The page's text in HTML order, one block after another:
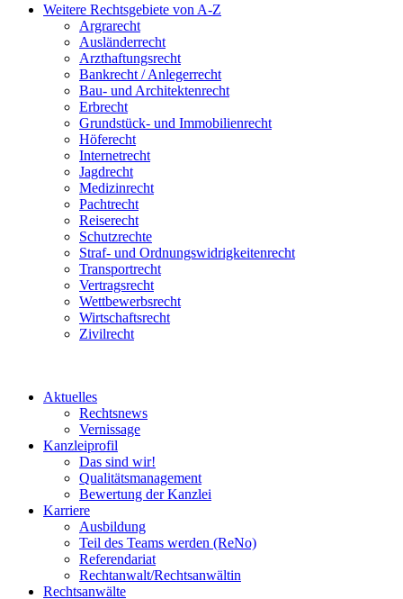
Weitere Rechtsgebiete von A-Z
Argrarecht
Ausländerrecht
Arzthaftungsrecht
Bankrecht / Anlegerrecht
Bau- und Architektenrecht
Erbrecht
Grundstück- und Immobilienrecht
Höferecht
Internetrecht
Jagdrecht
Medizinrecht
Pachtrecht
Reiserecht
Schutzrechte
Straf- und Ordnungswidrigkeitenrecht
Transportrecht
Vertragsrecht
Wettbewerbsrecht
Wirtschaftsrecht
Zivilrecht
Aktuelles
Rechtsnews
Vernissage
Kanzleiprofil
Das sind wir!
Qualitätsmanagement
Bewertung der Kanzlei
Karriere
Ausbildung
Teil des Teams werden (ReNo)
Referendariat
Rechtanwalt/Rechtsanwältin
Rechtsanwälte